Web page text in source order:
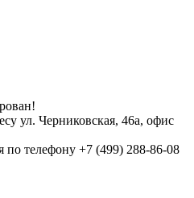
ул. Черниковская, 46а, офис
телефону +7 (499) 288-86-08